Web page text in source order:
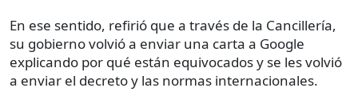
En ese sentido, refirió que a través de la Cancillería,
su gobierno volvió a enviar una carta a Google
explicando por qué están equivocados y se les volvió
a enviar el decreto y las normas internacionales.